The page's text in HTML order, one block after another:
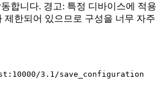
합니다. 경고: 특정 디바이스에 적용
제한되어 있으므로 구성을 너무 자주
3.1/save_configuration